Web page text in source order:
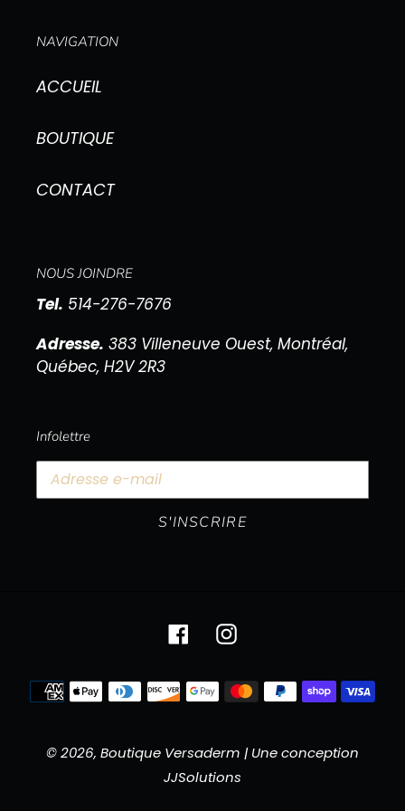
NAVIGATION
ACCUEIL
BOUTIQUE
CONTACT
NOUS JOINDRE
Tel. 514-276-7676
Adresse. 383 Villeneuve Ouest, Montréal,
Québec, H2V 2R3
Infolettre
S'INSCRIRE
FacebookInstagram
Moyens
de
© 2026, Boutique Versaderm | Une conception
JJSolutions